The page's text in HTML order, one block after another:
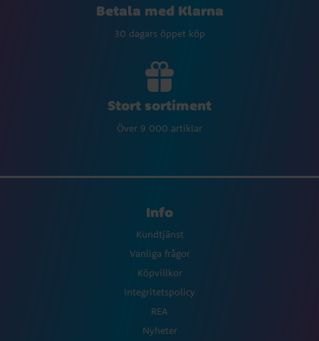
Betala med Klarna
30 dagars öppet köp
Stort sortiment
Över 9 000 artiklar
Info
Kundtjänst
Vanliga frågor
Köpvillkor
Integritetspolicy
REA
Nyheter